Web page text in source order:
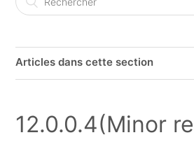
Articles dans cette section
12.0.0.13 (Minor release)
12.0.0.4(Minor